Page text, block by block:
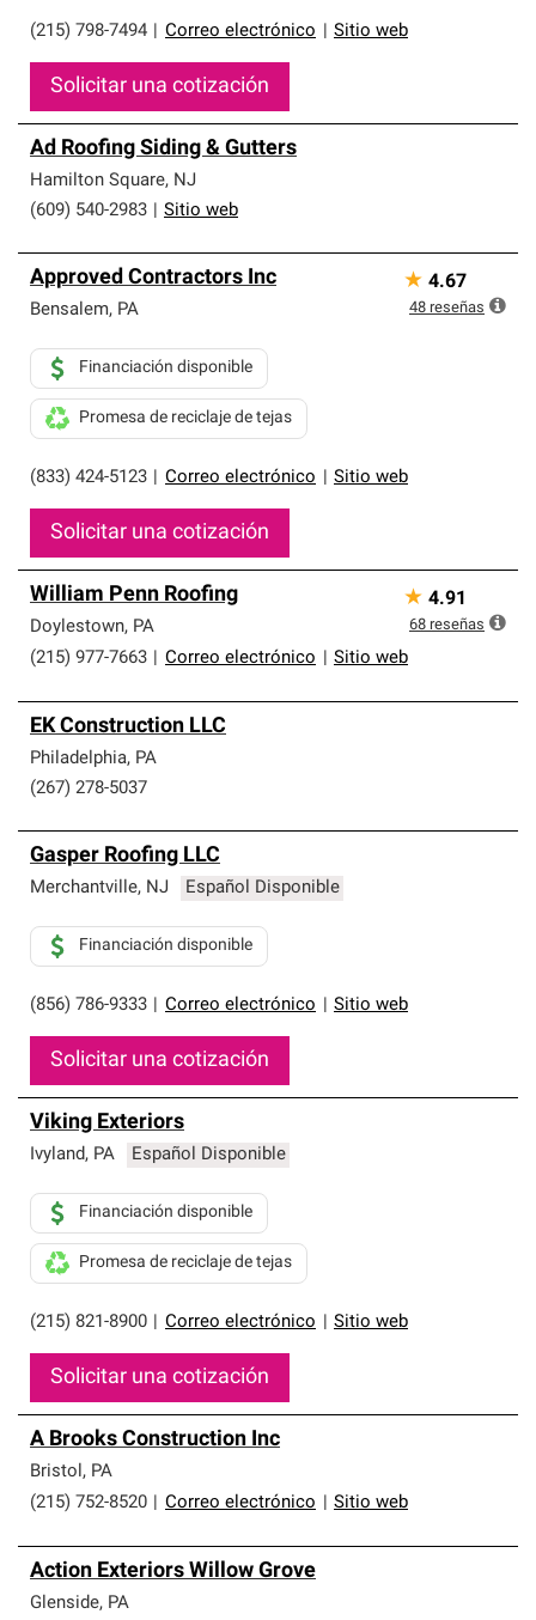
(215) 798-7494 Correo electrónico Sitio web
Solicitar una cotización
Ad Roofing Siding & Gutters
Hamilton Square, NJ
(609) 540-2983
Sitio web
Approved Contractors Inc
Bensalem, PA
(833) 424-5123 Correo electrónico Sitio web
Financiación disponible
Promesa de reciclaje de tejas
Solicitar una cotización
★ 4.67
48 reseñas
William Penn Roofing
Doylestown, PA
(215) 977-7663
Correo electrónico Sitio web
★ 4.91
68 reseñas
EK Construction LLC
Philadelphia, PA
(267) 278-5037
Gasper Roofing LLC
Merchantville, NJ Español Disponible
(856) 786-9333 Correo electrónico Sitio web
Financiación disponible
Solicitar una cotización
Viking Exteriors
Ivyland, PA Español Disponible
(215) 821-8900 Correo electrónico Sitio web
Financiación disponible
Promesa de reciclaje de tejas
Solicitar una cotización
A Brooks Construction Inc
Bristol, PA
(215) 752-8520
Correo electrónico Sitio web
Action Exteriors Willow Grove
Glenside, PA